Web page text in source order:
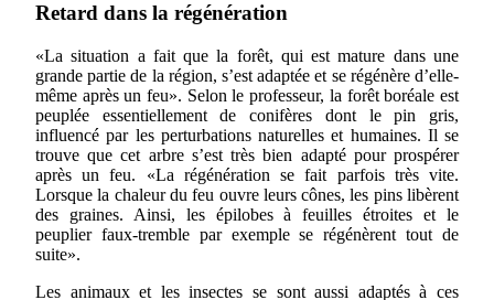
Retard dans la régénération
«La situation a fait que la forêt, qui est mature dans une
grande partie de la région, s’est adaptée et se régénère d’elle-
même après un feu». Selon le professeur, la forêt boréale est
peuplée essentiellement de conifères dont le pin gris,
influencé par les perturbations naturelles et humaines. Il se
trouve que cet arbre s’est très bien adapté pour prospérer
après un feu. «La régénération se fait parfois très vite.
Lorsque la chaleur du feu ouvre leurs cônes, les pins libèrent
des graines. Ainsi, les épilobes à feuilles étroites et le
peuplier faux-tremble par exemple se régénèrent tout de
suite».
Les animaux et les insectes se sont aussi adaptés à ces